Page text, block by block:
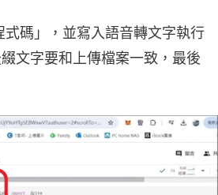
碼」，並寫入語音轉文字執行
文字要和上傳檔案一致，最後